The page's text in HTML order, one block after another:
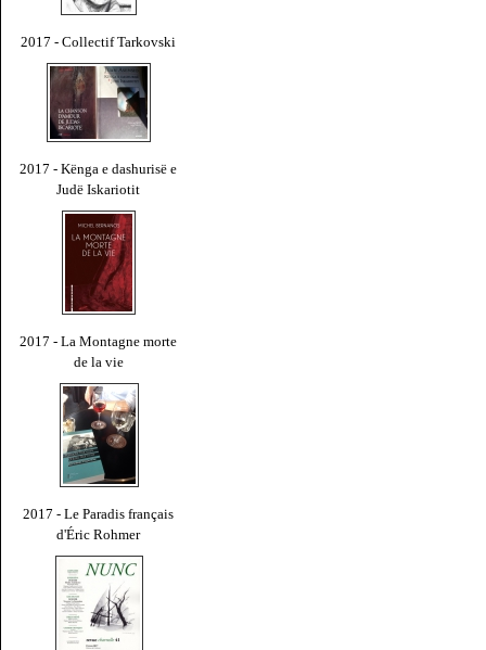
2017 - Collectif Tarkovski
2017 - Kënga e dashurisë e
Judë Iskariotit
2017 - La Montagne morte
de la vie
2017 - Le Paradis français
d'Éric Rohmer